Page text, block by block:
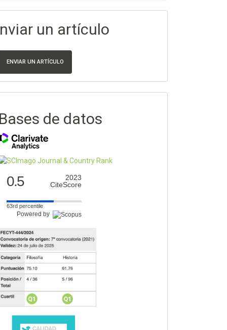
un artículo
ENVIAR UN ARTÍCULO
Bases de datos
0.5
2023
CiteScore
63rd percentile
Powered by